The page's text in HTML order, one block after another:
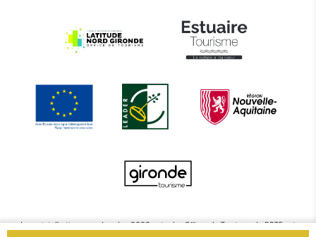
Le projet d’actions coordonnées 2022 entre les Offices de Tourisme de BBTE est